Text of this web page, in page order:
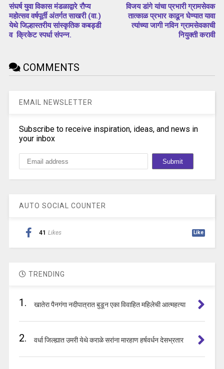
संघर्ष युवा विकास मंडळाद्वारे रौप्य
महोत्सव वर्षपूर्ती अंतर्गत साखरी (वा.)
येथे जिल्हास्तरीय सांस्कृतिक कबड्डी
व क्रिकेट स्पर्धा संपन्न.
विजय डांगे यांचा प्रभारी ग्रामसेवक
तात्काळ प्रभार काढून घेण्यात यावा
त्यांच्या जागी नविन ग्रामसेवकाची
नियुक्ती करावी
COMMENTS
EMAIL NEWSLETTER
Subscribe to receive inspiration, ideas, and news in
your inbox
AUTO SOCIAL COUNTER
41 Likes Like
TRENDING
1. खातेरा पैनगंगा नदीपात्रात बुडून एका विवाहित महिलेची आत्महत्या
2. वर्धा जिल्ह्यात उमरी येथे कराळे सरांना मारहाण हर्षवर्धन देसभ्रतार